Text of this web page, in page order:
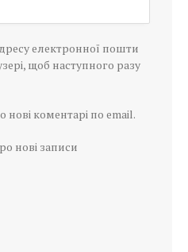
електронної пошти
щоб наступного разу
коментарі по email.
нові записи